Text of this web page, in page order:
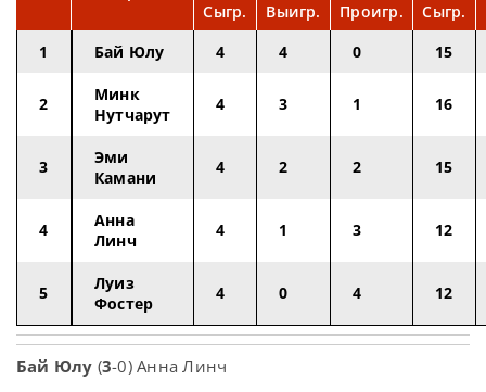
Сыгр.
Выигр. Проигр. Сыгр.
1
Бай Юлу 4 4 0 15
2
Минк
Нутчарут
4 3 1 16
3
Эми
Камани
4 2 2 15
4
Анна
Линч
4 1 3 12
5
Луиз
Фостер
4 0 4 12
Бай Юлу (3-0) Анна Линч